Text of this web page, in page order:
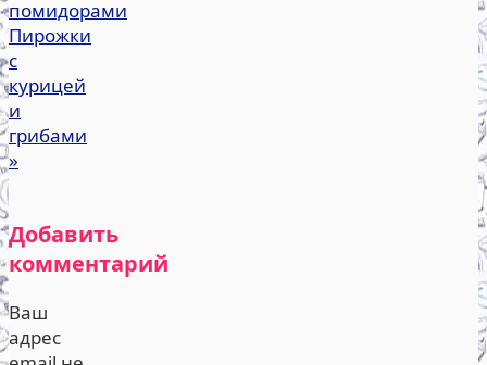
помидорами
Пирожки
с
курицей
и
грибами
»
Добавить
комментарий
Ваш
адрес